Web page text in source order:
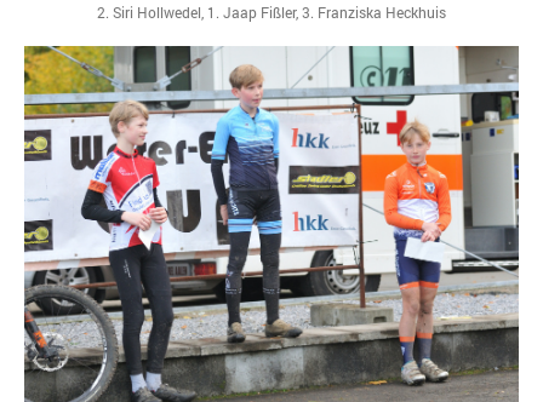
2. Siri Hollwedel, 1. Jaap Fißler, 3. Franziska Heckhuis